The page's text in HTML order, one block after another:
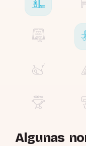
Algunas